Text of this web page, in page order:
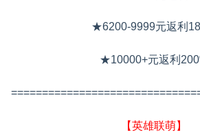
★6200-9999元返利
★10000+元返利
【英雄联萌】